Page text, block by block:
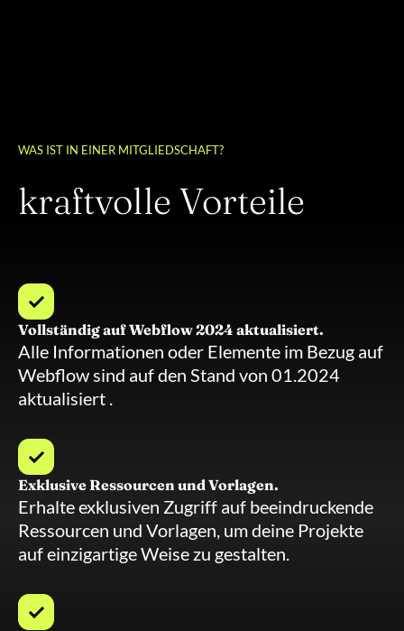
WAS IST IN EINER MITGLIEDSCHAFT?
kraftvolle Vorteile
Vollständig auf Webflow 2024 aktualisiert.
Alle Informationen oder Elemente im Bezug auf
Webflow sind auf den Stand von 01.2024
aktualisiert .
Exklusive Ressourcen und Vorlagen.
Erhalte exklusiven Zugriff auf beeindruckende
Ressourcen und Vorlagen, um deine Projekte
auf einzigartige Weise zu gestalten.